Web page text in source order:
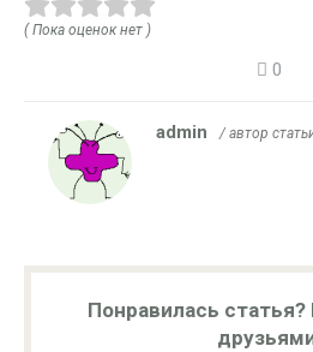
( Пока оценок нет )
0
admin / автор
Понравилась